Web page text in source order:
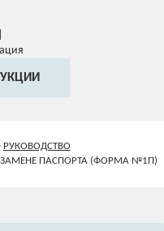
РУКОВОДСТВО
ПАСПОРТА (ФОРМА №1П)